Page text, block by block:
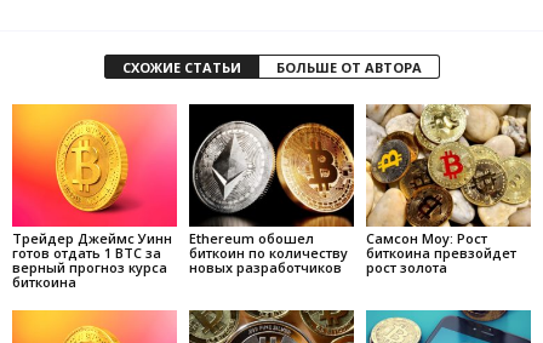
СХОЖИЕ СТАТЬИ БОЛЬШЕ ОТ АВТОРА
Трейдер Джеймс Уинн
готов отдать 1 BTC за
верный прогноз курса
биткоина
Ethereum обошел
биткоин по количеству
новых разработчиков
Самсон Моу: Рост
биткоина превзойдет
рост золота